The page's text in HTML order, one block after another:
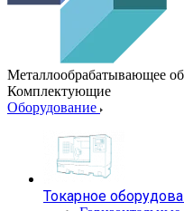
Металлообрабатывающее
Комплектующие
Оборудование
Токарное